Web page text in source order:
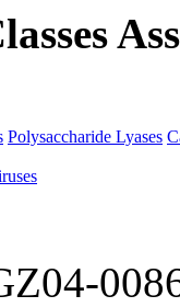
Polysaccharide Lyases